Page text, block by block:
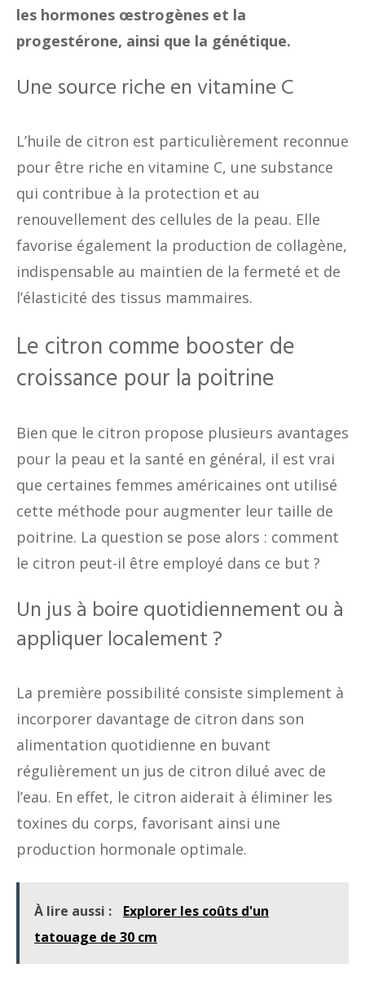
les hormones œstrogènes et la
progestérone, ainsi que la génétique.
Une source riche en vitamine C
L’huile de citron est particulièrement reconnue
pour être riche en vitamine C, une substance
qui contribue à la protection et au
renouvellement des cellules de la peau. Elle
favorise également la production de collagène,
indispensable au maintien de la fermeté et de
l’élasticité des tissus mammaires.
Le citron comme booster de
croissance pour la poitrine
Bien que le citron propose plusieurs avantages
pour la peau et la santé en général, il est vrai
que certaines femmes américaines ont utilisé
cette méthode pour augmenter leur taille de
poitrine. La question se pose alors : comment
le citron peut-il être employé dans ce but ?
Un jus à boire quotidiennement ou à
appliquer localement ?
La première possibilité consiste simplement à
incorporer davantage de citron dans son
alimentation quotidienne en buvant
régulièrement un jus de citron dilué avec de
l’eau. En effet, le citron aiderait à éliminer les
toxines du corps, favorisant ainsi une
production hormonale optimale.
À lire aussi :
Explorer les coûts d'un
tatouage de 30 cm